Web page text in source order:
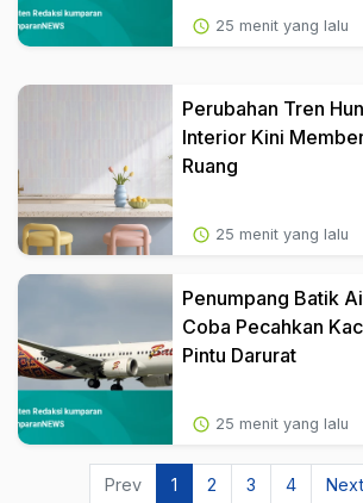
25 menit yang lalu
Perubahan Tren
Interior Kini
Ruang
25 menit yang lalu
Penumpang Batik
Coba Pecahkan
Pintu Darurat
25 menit yang lalu
Prev 1 2 3 4 Next